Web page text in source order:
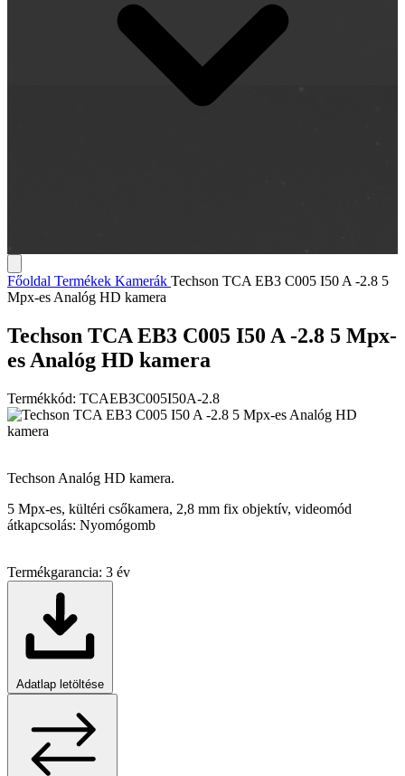
Főoldal Termékek Kamerák Techson TCA EB3 C005 I50 A -2.8 5
Mpx-es Analóg HD kamera
Techson TCA EB3 C005 I50 A -2.8 5 Mpx-
es Analóg HD kamera
Termékkód: TCAEB3C005I50A-2.8
Techson Analóg HD kamera.
5 Mpx-es, kültéri csőkamera, 2,8 mm fix objektív, videomód
átkapcsolás: Nyomógomb
Termékgarancia: 3 év
Adatlap letöltése